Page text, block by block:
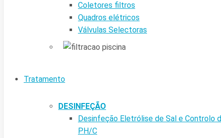
Coletores filtros
Quadros elétricos
Válvulas Selectoras
Tratamento
DESINFEÇÃO
Desinfeção Eletrólise de Sal e Controlo
PH/C